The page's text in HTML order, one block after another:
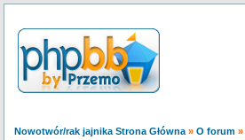
Nowotwór/rak jajnika Strona Główna » O forum »